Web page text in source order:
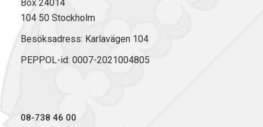
Box 24014
104 50 Stockholm
Besöksadress: Karlavägen 104
PEPPOL-id: 0007-2021004805
08-738 46 00